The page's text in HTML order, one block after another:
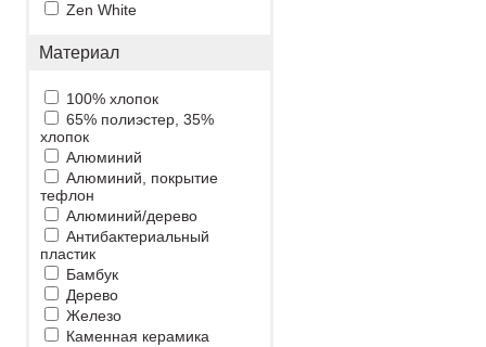
Zen White
Материал
100% хлопок
65% полиэстер, 35%
хлопок
Алюминий
Алюминий, покрытие
тефлон
Алюминий/дерево
Антибактериальный
пластик
Бамбук
Дерево
Железо
Каменная керамика